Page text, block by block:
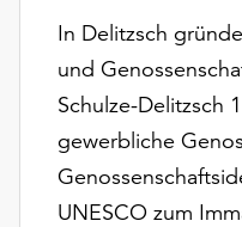
Schaltfläche
„Cookie-
Einstellungen“
Verfügung.
Funktionale
Cookies
In Delitzsch
und
Schulze-Delitzsch
gewerbliche
UNESCO zum